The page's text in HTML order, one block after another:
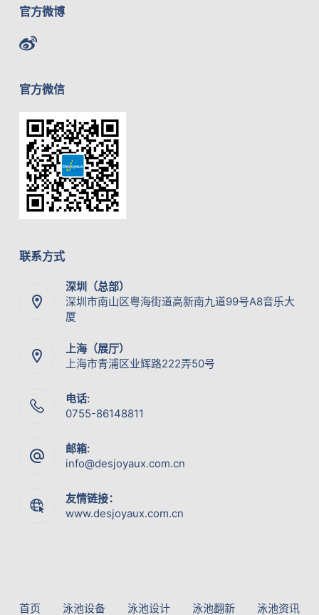
官方微博
官方微信
联系方式
深圳（总部）
深圳市南山区粤海街道高新南九道99号A8音乐大
厦
上海（展厅）
上海市青浦区业辉路222弄50号
电话:
0755-86148811
邮箱:
info@desjoyaux.com.cn
友情链接：
www.desjoyaux.com.cn
首页 泳池设备 泳池设计 泳池翻新 泳池资讯